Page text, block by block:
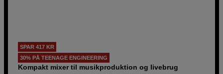
livebrug
teenage engineering EP-136 K.O.
sidekick
SPAR 417 KR
30% PÅ TEENAGE ENGINEERING
Kompakt mixer til musikproduktion og livebrug